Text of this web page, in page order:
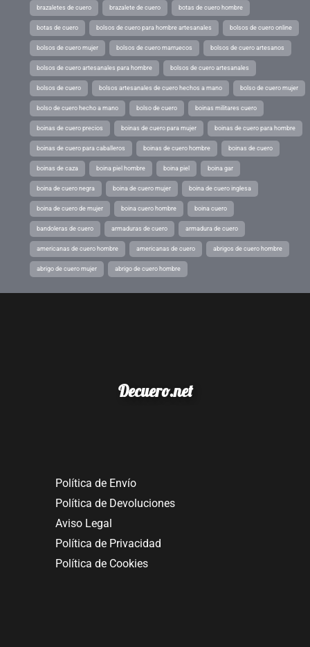
brazaletes de cuero brazalete de cuero botas de cuero hombre
botas de cuero bolsos de cuero para hombre artesanales bolsos de cuero online
bolsos de cuero mujer bolsos de cuero marruecos bolsos de cuero artesanos
bolsos de cuero artesanales para hombre bolsos de cuero artesanales
bolsos de cuero bolsos artesanales de cuero hechos a mano bolso de cuero mujer
bolso de cuero hecho a mano bolso de cuero boinas militares cuero
boinas de cuero precios boinas de cuero para mujer boinas de cuero para hombre
boinas de cuero para caballeros boinas de cuero hombre boinas de cuero
boinas de caza boina piel hombre boina piel boina gar
boina de cuero negra boina de cuero mujer boina de cuero inglesa
boina de cuero de mujer boina cuero hombre boina cuero
bandoleras de cuero armaduras de cuero armadura de cuero
americanas de cuero hombre americanas de cuero abrigos de cuero hombre
abrigo de cuero mujer abrigo de cuero hombre
Decuero.net
Política de Envío
Política de Devoluciones
Aviso Legal
Política de Privacidad
Política de Cookies